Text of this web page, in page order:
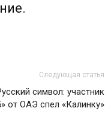
Следующая статья
символ: участник
от ОАЭ спел «Калинку»